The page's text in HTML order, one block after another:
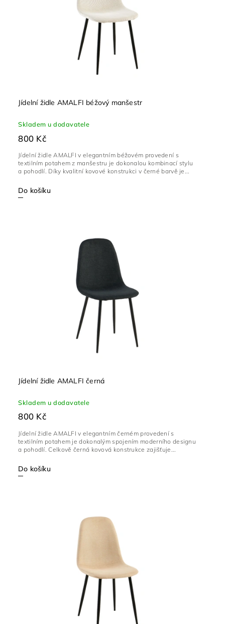
Jídelní židle AMALFI béžový manšestr
Skladem u dodavatele
800 Kč
Do košíku
Jídelní židle AMALFI v elegantním béžovém provedení s
textilním potahem z manšestru je dokonalou kombinací stylu
a pohodlí. Díky kvalitní kovové konstrukci v černé barvě je...
Jídelní židle AMALFI černá
Skladem u dodavatele
800 Kč
Do košíku
Jídelní židle AMALFI v elegantním černém provedení s
textilním potahem je dokonalým spojením moderního designu
a pohodlí. Celkově černá kovová konstrukce zajišťuje...